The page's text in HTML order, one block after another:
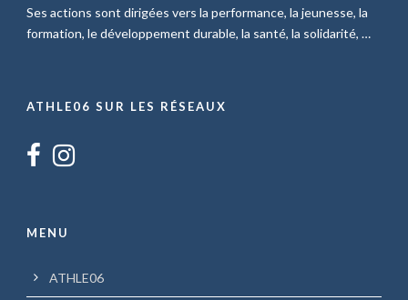
Ses actions sont dirigées vers la performance, la jeunesse, la
formation, le développement durable, la santé, la solidarité, …
ATHLE06 SUR LES RÉSEAUX
MENU
ATHLE06